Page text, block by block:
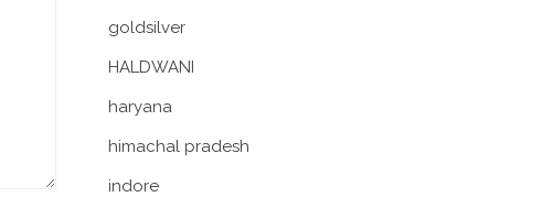
goldsilver
HALDWANI
haryana
himachal pradesh
indore